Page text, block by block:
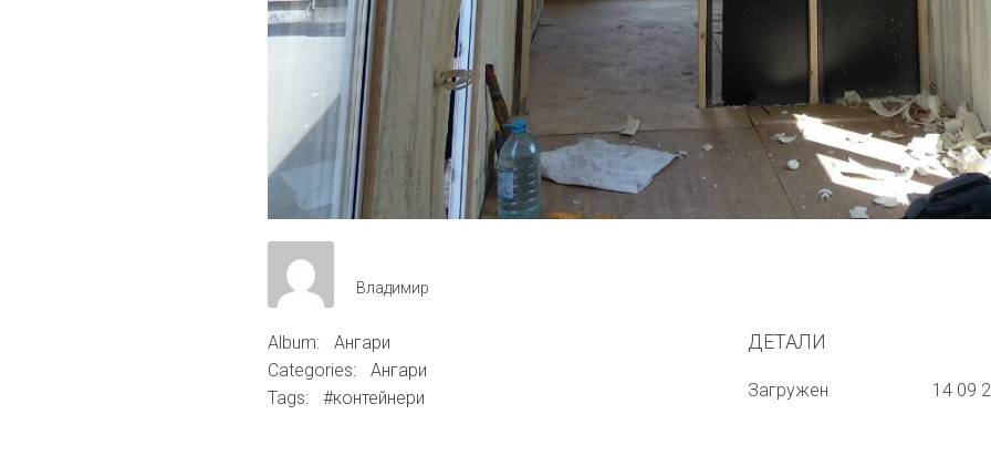
Владимир
Album:
Ангари
Categories:
Ангари
Tags:
#контейнери
ДЕТАЛИ
Загружен 14 09